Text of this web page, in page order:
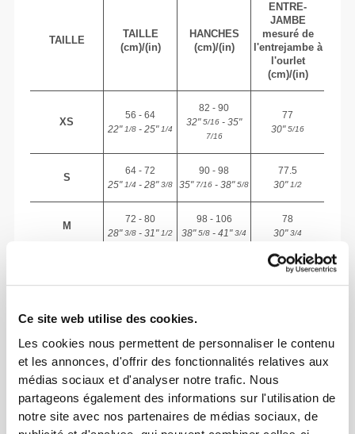
Ce site web utilise des cookies.
Les cookies nous permettent de personnaliser le contenu
et les annonces, d'offrir des fonctionnalités relatives aux
médias sociaux et d'analyser notre trafic. Nous
partageons également des informations sur l'utilisation de
notre site avec nos partenaires de médias sociaux, de
TAILLE
TAILLE
(cm)/(in)
HANCHES
(cm)/(in)
ENTRE-
JAMBE
mesuré de
l'entrejambe à
l'ourlet
(cm)/(in)
XS
56 - 64
22"1/8 - 25"1/4
82 - 90
32"5/16 - 35"
7/16
77
30"5/16
S
64 - 72
25"1/4 - 28"3/8
90 - 98
35"7/16 - 38"5/8
77.5
30"1/2
M
72 - 80
28"3/8 - 31"1/2
98 - 106
38"5/8 - 41"3/4
78
30"3/4
78.5
XL
88 - 96
Entre deux tailles ? Tu ne sais pas laquelle
choisir ?
Si tu hésites, choisis une taille au-dessus pour